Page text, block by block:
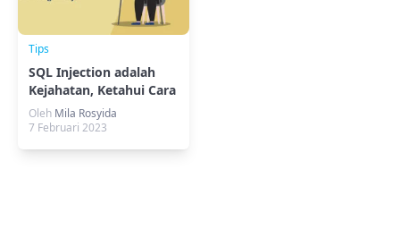
Tips
SQL Injection adalah
Kejahatan, Ketahui Cara
Mengatasinya
Oleh Mila Rosyida
7 Februari 2023